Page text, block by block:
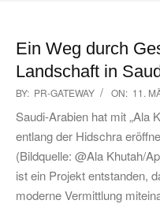
Ein Weg durch
Landschaft in
2026-
03-
11
BY: PR-GATEWAY ON: 11.
Saudi-Arabien hat mit „Ala
entlang der Hidschra
(Bildquelle: @Ala Khutah/
ist ein Projekt entstanden,
moderne Vermittlung